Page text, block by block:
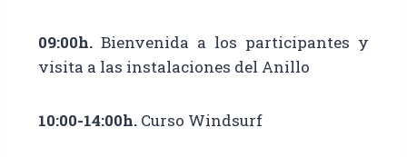
09:00h. Bienvenida a los participantes y
visita a las instalaciones del Anillo
10:00-14:00h. Curso Windsurf